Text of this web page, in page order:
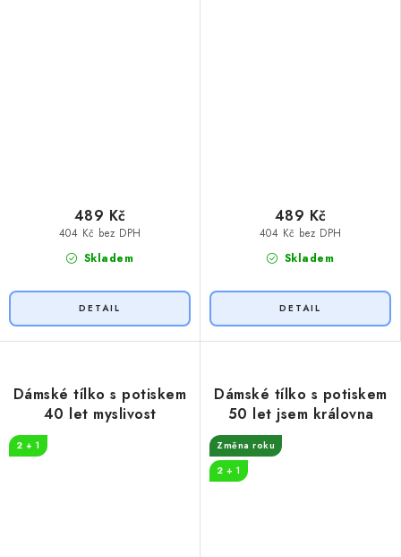
Skladem
404 Kč bez DPH
489 Kč
Skladem
404 Kč bez DPH
489 Kč
Dámské tílko s potiskem
40 let myslivost
2 + 1
Dámské tílko s potiskem
50 let jsem královna
Změna roku
2 + 1